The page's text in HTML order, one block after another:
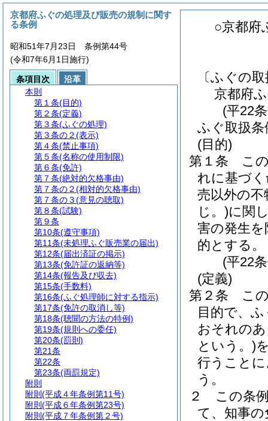
○京都府
〔ふぐの
京都府
(平22
ふぐ取扱条
(目的)
第１条
こ
れに基づ
売以外の
じ。)に関
害の発生
的とする。
(平22
(定義)
第２条
こ
目的で、
おそれの
という。)
行うこと
う。
２
この条
て、知事
京都府ふぐの処理及び販売の規制に関す
る条例
昭和51年7月23日 条例第44号
(令和7年6月1日施行)
条項目次
沿革
本則
第１条(目的)
第２条(定義)
第３条(ふぐの処理)
第３条の２(表示)
第４条(禁止事項)
第５条(名称の使用制限)
第６条(免許)
第７条(絶対的欠格事由)
第７条の２(相対的欠格事由)
第７条の３(意見の聴取)
第８条(試験)
第９条
第10条(遵守事項)
第11条(未処理ふぐ販売業の届出)
第12条(届出済証の掲示)
第13条(免許証の返納等)
第14条(報告及び収去)
第15条(手数料)
第16条(ふぐ処理師に対する指示)
第17条(免許の取消し等)
第18条(聴聞の方法の特例)
第19条(規則への委任)
第20条(罰則)
第21条
第22条
第23条(両罰規定)
附則
附則 (平成４年条例第11号)
附則 (平成６年条例第23号)
附則 (平成７年条例第２号)